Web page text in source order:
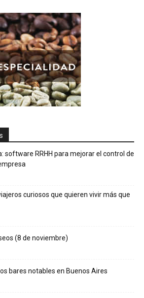
software RRHH para mejorar el control de
curiosos que quieren vivir más que
(8 de noviembre)
bares notables en Buenos Aires